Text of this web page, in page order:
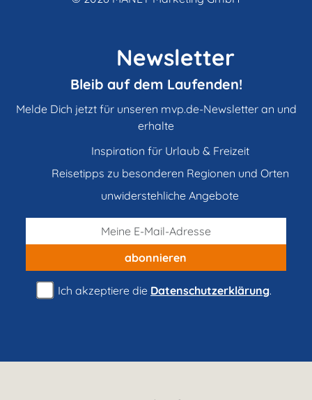
Newsletter
Bleib auf dem Laufenden!
Melde Dich jetzt für unseren mvp.de-Newsletter an und
erhalte
Inspiration für Urlaub & Freizeit
Reisetipps zu besonderen Regionen und Orten
unwiderstehliche Angebote
abonnieren
Ich akzeptiere die Datenschutzerklärung.